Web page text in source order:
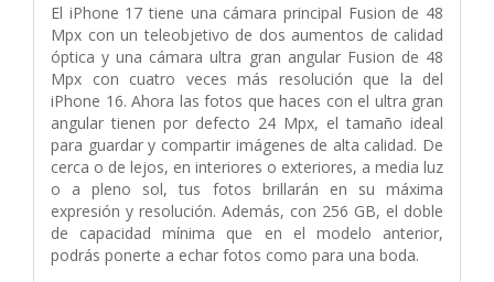
El iPhone 17 tiene una cámara principal Fusion de 48
Mpx con un teleobjetivo de dos aumentos de calidad
óptica y una cámara ultra gran angular Fusion de 48
Mpx con cuatro veces más resolución que la del
iPhone 16. Ahora las fotos que haces con el ultra gran
angular tienen por defecto 24 Mpx, el tamaño ideal
para guardar y compartir imágenes de alta calidad. De
cerca o de lejos, en interiores o exteriores, a media luz
o a pleno sol, tus fotos brillarán en su máxima
expresión y resolución. Además, con 256 GB, el doble
de capacidad mínima que en el modelo anterior,
podrás ponerte a echar fotos como para una boda.